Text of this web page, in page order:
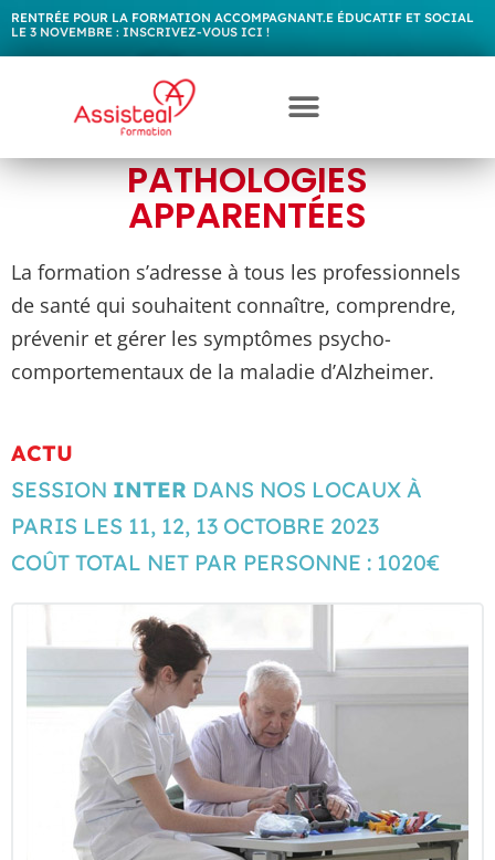
RENTRÉE POUR LA FORMATION ACCOMPAGNANT.E ÉDUCATIF ET SOCIAL
LE 3 NOVEMBRE : INSCRIVEZ-VOUS ICI !
FORMATION CONTINUE
MALADIE D’ALZHEIMER ET
PATHOLOGIES
APPARENTÉES
La formation s’adresse à tous les professionnels
de santé qui souhaitent connaître, comprendre,
prévenir et gérer les symptômes psycho-
comportementaux de la maladie d’Alzheimer.
ACTU
SESSION INTER DANS NOS LOCAUX À
PARIS LES 11, 12, 13 OCTOBRE 2023
COÛT TOTAL NET PAR PERSONNE : 1020€